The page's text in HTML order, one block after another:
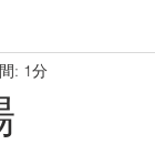
: 1分